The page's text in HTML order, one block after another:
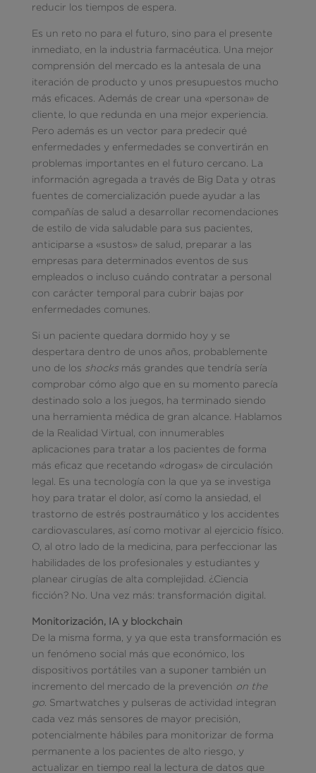
reducir los tiempos de espera.
Es un reto no para el futuro, sino para el presente
inmediato, en la industria farmacéutica. Una mejor
comprensión del mercado es la antesala de una
iteración de producto y unos presupuestos mucho
más eficaces. Además de crear una «persona» de
cliente, lo que redunda en una mejor experiencia.
Pero además es un vector para predecir qué
enfermedades y enfermedades se convertirán en
problemas importantes en el futuro cercano. La
información agregada a través de Big Data y otras
fuentes de comercialización puede ayudar a las
compañías de salud a desarrollar recomendaciones
de estilo de vida saludable para sus pacientes,
anticiparse a «sustos» de salud, preparar a las
empresas para determinados eventos de sus
empleados o incluso cuándo contratar a personal
con carácter temporal para cubrir bajas por
enfermedades comunes.
Si un paciente quedara dormido hoy y se
despertara dentro de unos años, probablemente
uno de los shocksmás grandes que tendría sería
comprobar cómo algo que en su momento parecía
destinado solo a los juegos, ha terminado siendo
una herramienta médica de gran alcance. Hablamos
de la Realidad Virtual, con innumerables
aplicaciones para tratar a los pacientes de forma
más eficaz que recetando «drogas» de circulación
legal. Es una tecnología con la que ya se investiga
hoy para tratar el dolor, así como la ansiedad, el
trastorno de estrés postraumático y los accidentes
cardiovasculares, así como motivar al ejercicio físico.
O, al otro lado de la medicina, para perfeccionar las
habilidades de los profesionales y estudiantes y
planear cirugías de alta complejidad. ¿Ciencia
ficción? No. Una vez más: transformación digital.
Monitorización, IA y blockchain
De la misma forma, y ya que esta transformación es
un fenómeno social más que económico, los
dispositivos portátiles van a suponer también un
incremento del mercado de la prevención on the
go. Smartwatches y pulseras de actividad integran
cada vez más sensores de mayor precisión,
potencialmente hábiles para monitorizar de forma
permanente a los pacientes de alto riesgo, y
actualizar en tiempo real la lectura de datos que